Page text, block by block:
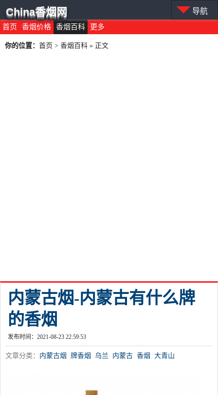
首页 香烟价格 香烟百科 更多
China香烟网 导航
你的位置： 首页 > 香烟百科 » 正文
内蒙古烟-内蒙古有什么牌
的香烟
发布时间：2021-08-23 22:59:53
文章分类： 内蒙古烟 牌香烟 乌兰 内蒙古 香烟 大青山